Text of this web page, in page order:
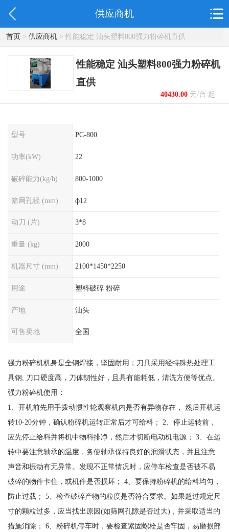
供应商机
首页> 供应商机> 性能稳定 汕头塑料800强力粉碎机直供
性能稳定 汕头塑料800强力粉碎机
直供
40430.00元/台 起
型号 PC-800
功率(kW) 22
破碎能力(kg/h) 800-1000
筛网孔径 (mm) ф12
动刀 (片) 3*8
重量 (kg) 2000
机器尺寸 (mm) 2100*1450*2250
用途 塑料破碎 粉碎
产地 汕头
可售卖地 全国
强力粉碎机机身是全钢焊接，坚固耐用；刀具采用经特殊热处理工
具钢, 刀口硬度高，刀体韧性好，且具有能耗低，清洗方便等优点。
强力粉碎机使用：
1、开机前先用手拨动惯性轮观察机内是否有异物存在， 然后开机运
转10-20分钟，确认粉碎机运转正常后才可给料； 2、停止运转前，
应先停止给料并将机中物料排净，然后才切断电动机电源； 3、在运
转中要注意轴承的温度，务使轴承保持良好的润滑状态，并且注意
声音和振动有无异常。发现不正常情况时，应停车检查是否被不易
破碎的物件卡住，或机件是否损坏； 4、要保持粉碎机的给料均匀，
防止过载； 5、检查破碎产物的粒度是否符合要求。如果超过规定尺
寸的颗粒过多，应当找出原因(如筛网孔隙是否过大)，并采取适当的
措施消除； 6、粉碎机停车时，要检查紧固螺栓是否牢固，易磨损部